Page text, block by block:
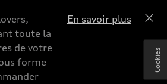
toute la
de votre
forme
En savoir plus
Cookies